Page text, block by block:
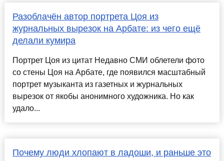
Разоблачён автор портрета Цоя из
журнальных вырезок на Арбате: из чего ещё
делали кумира
Портрет Цоя из цитат Недавно СМИ облетели фото
со стены Цоя на Арбате, где появился масштабный
портрет музыканта из газетных и журнальных
вырезок от якобы анонимного художника. Но как
удало...
Почему люди хлопают в ладоши, и раньше это